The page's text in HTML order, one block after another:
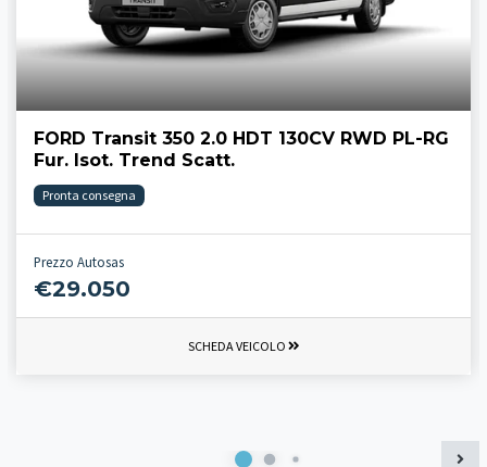
FORD Transit 350 2.0 HDT 130CV RWD PL-RG
Fur. Isot. Trend Scatt.
Pronta consegna
Prezzo Autosas
€29.050
SCHEDA VEICOLO